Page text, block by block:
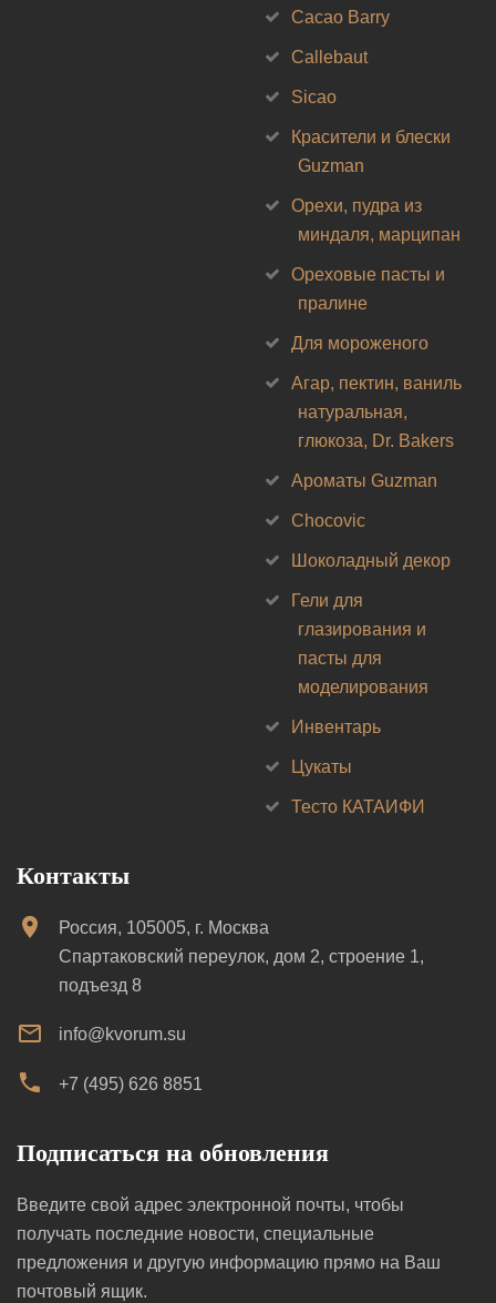
Cacao Barry
Callebaut
Sicao
Красители и блески
Guzman
Орехи, пудра из
миндаля, марципан
Ореховые пасты и
пралине
Для мороженого
Агар, пектин, ваниль
натуральная,
глюкоза, Dr. Bakers
Ароматы Guzman
Chocovic
Шоколадный декор
Гели для
глазирования и
пасты для
моделирования
Инвентарь
Цукаты
Тесто КАТАИФИ
Контакты
Россия, 105005, г. Москва
Спартаковский переулок, дом 2, строение 1,
подъезд 8
info@kvorum.su
+7 (495) 626 8851
Подписаться на обновления
Введите свой адрес электронной почты, чтобы
получать последние новости, специальные
предложения и другую информацию прямо на Ваш
почтовый ящик.